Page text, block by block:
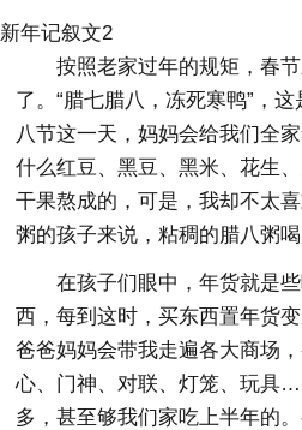
新年记叙文2
按照老家过年的规矩，春
了。“腊七腊八，冻死寒鸭”，
八节这一天，妈妈会给我们全
什么红豆、黑豆、黑米、花生
干果熬成的，可是，我却不太
粥的孩子来说，粘稠的腊八粥
在孩子们眼中，年货就是
西，每到这时，买东西置年货
爸爸妈妈会带我走遍各大商场
心、门神、对联、灯笼、玩具
多，甚至够我们家吃上半年的